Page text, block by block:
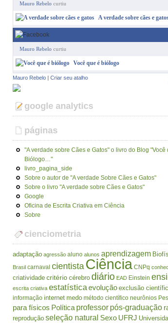
Mauro Rebelo curtiu
A verdade sobre cães e
Mauro Rebelo curtiu
Você que é biólogo
Mauro Rebelo | Criar seu atalho
google analytics
páginas
"A verdade sobre Cães e Gatos" o livro do Blog "Você
Biólogo…"
livro_pagina_side
Sobre o autor de "A verdade Sobre Cães e Gatos"
Sobre o livro "A verdade sobre Cães e Gatos"
Google
Oficina de Escrita Criativa em Ciência
Sobre
cienciometria
adaptação agressão aluno alunos aprendizagem
Brasil carnaval cientista Ciência CNPq
criatividade critério cérebro diário EAD Einstein
escrita criativa estatísticaevolução exclusão
informação internet medo método científico neurônios
para físicos Política professor pós-graduação
reprodução seleção natural Sexo UFRJ